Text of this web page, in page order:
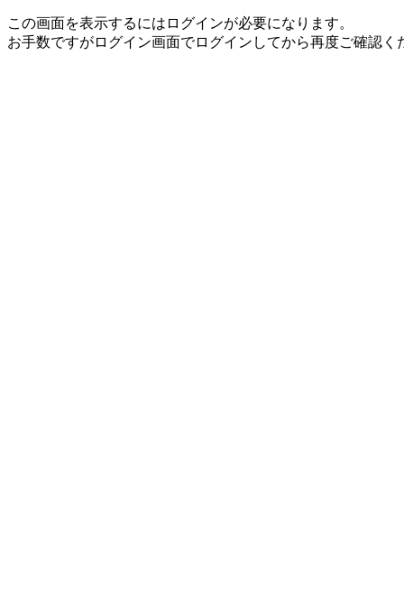
この画面を表示するにはログインが必要になります。
お手数ですがログイン画面でログインしてから再度ご確認く